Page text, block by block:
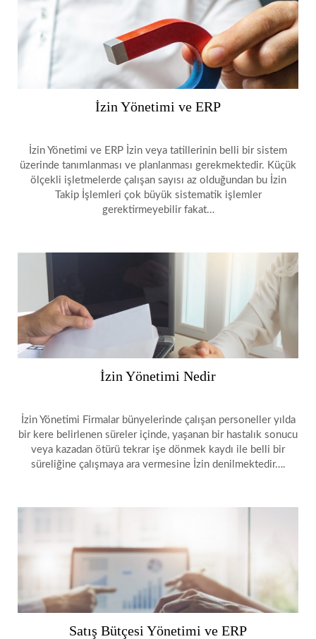
İzin Yönetimi ve ERP
İzin Yönetimi ve ERP İzin veya tatillerinin belli bir sistem
üzerinde tanımlanması ve planlanması gerekmektedir. Küçük
ölçekli işletmelerde çalışan sayısı az olduğundan bu İzin
Takip İşlemleri çok büyük sistematik işlemler
gerektirmeyebilir fakat…
İzin Yönetimi Nedir
İzin Yönetimi Firmalar bünyelerinde çalışan personeller yılda
bir kere belirlenen süreler içinde, yaşanan bir hastalık sonucu
veya kazadan ötürü tekrar işe dönmek kaydı ile belli bir
süreliğine çalışmaya ara vermesine İzin denilmektedir….
Satış Bütçesi Yönetimi ve ERP